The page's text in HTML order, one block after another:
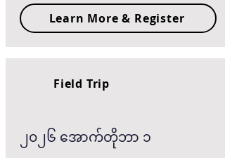
Learn More & Register
Field Trip
၂၀၂၆ အောက်တိုဘာ ၁